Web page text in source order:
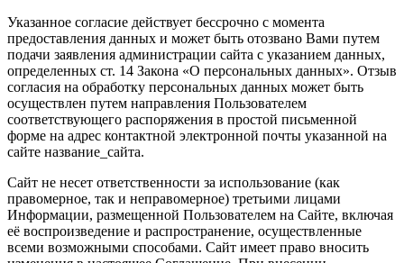
Указанное согласие действует бессрочно с момента
предоставления данных и может быть отозвано Вами путем
подачи заявления администрации сайта с указанием данных,
определенных ст. 14 Закона «О персональных данных». Отзыв
согласия на обработку персональных данных может быть
осуществлен путем направления Пользователем
соответствующего распоряжения в простой письменной
форме на адрес контактной электронной почты указанной на
сайте название_сайта.
Сайт не несет ответственности за использование (как
правомерное, так и неправомерное) третьими лицами
Информации, размещенной Пользователем на Сайте, включая
её воспроизведение и распространение, осуществленные
всеми возможными способами. Сайт имеет право вносить